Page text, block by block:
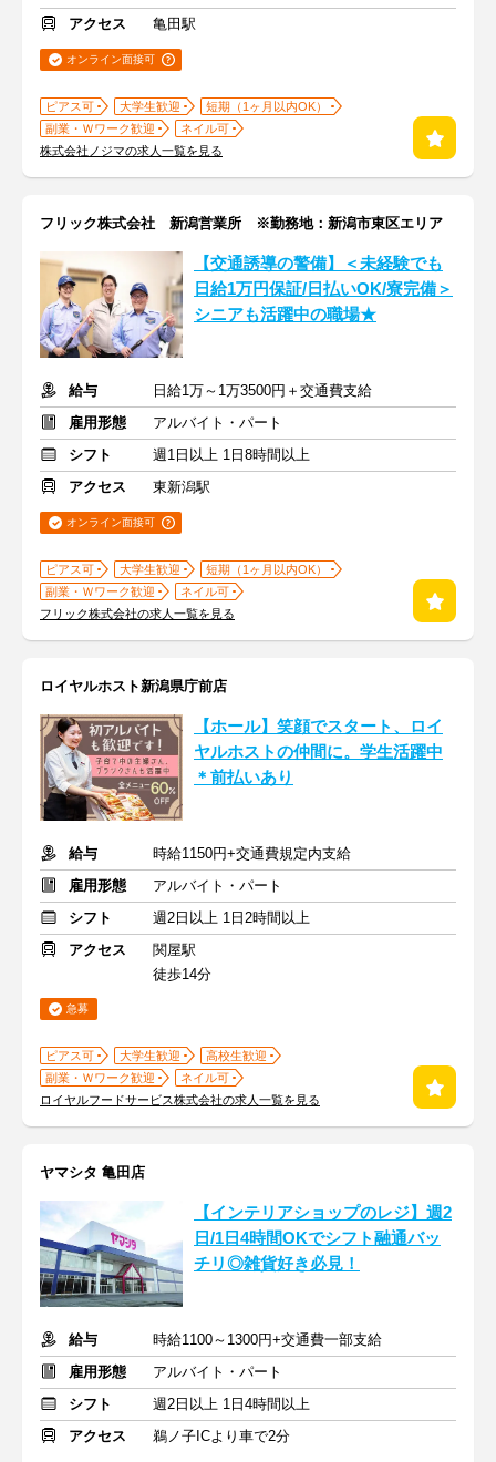
アクセス
亀田駅
オンライン面接可
ピアス可 大学生歓迎
短期（1ヶ月以内OK）
副業・Ｗワーク歓迎
ネイル可
株式会社ノジマの求人一覧を見る
フリック株式会社 新潟営業所 ※勤務地：新潟市東区エリア
【交通誘導の警備】＜未経験でも
日給1万円保証/日払いOK/寮完備＞
シニアも活躍中の職場★
給与
日給1万～1万3500円＋交通費支給
雇用形態
アルバイト・パート
シフト
週1日以上 1日8時間以上
アクセス
東新潟駅
オンライン面接可
ピアス可 大学生歓迎
短期（1ヶ月以内OK）
副業・Ｗワーク歓迎
ネイル可
フリック株式会社の求人一覧を見る
ロイヤルホスト新潟県庁前店
【ホール】笑顔でスタート、ロイ
ヤルホストの仲間に。学生活躍中
＊前払いあり
給与
時給1150円+交通費規定内支給
雇用形態
アルバイト・パート
シフト
週2日以上 1日2時間以上
アクセス
関屋駅
徒歩14分
急募
ピアス可 大学生歓迎
高校生歓迎
副業・Ｗワーク歓迎
ネイル可
ロイヤルフードサービス株式会社の求人一覧を見る
ヤマシタ 亀田店
【インテリアショップのレジ】週2
日/1日4時間OKでシフト融通バッ
チリ◎雑貨好き必見！
給与
時給1100～1300円+交通費一部支給
雇用形態
アルバイト・パート
シフト
週2日以上 1日4時間以上
アクセス
鵜ノ子ICより車で2分